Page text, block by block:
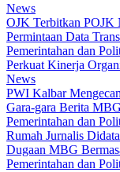
News
OJK Terbitkan POJK
Permintaan Data
Pemerintahan dan
Perkuat Kinerja
News
PWI Kalbar
Gara-gara Berita MBG
Pemerintahan dan
Rumah Jurnalis
Dugaan MBG
Pemerintahan dan